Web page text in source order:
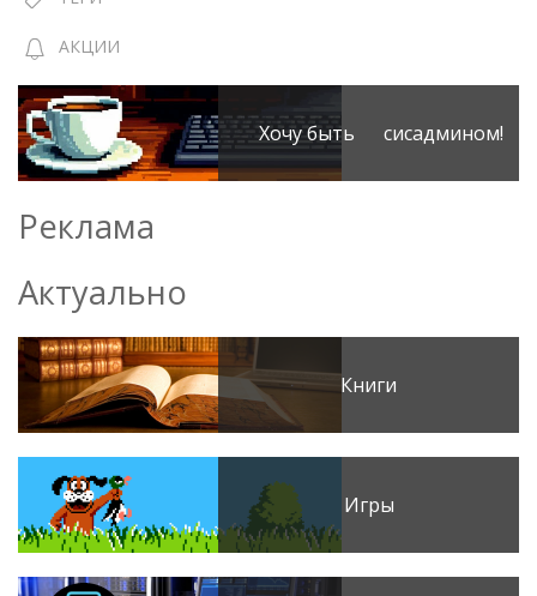
АКЦИИ
Хочу быть сисадмином!
Реклама
Актуально
Книги
Игры